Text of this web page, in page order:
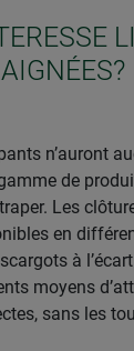
n’auront
de
Les
en
à
moyens
sans les